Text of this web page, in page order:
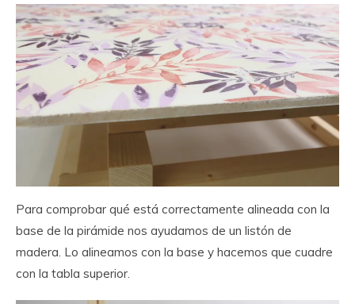
Para comprobar qué está correctamente alineada con la
base de la pirámide nos ayudamos de un listón de
madera. Lo alineamos con la base y hacemos que cuadre
con la tabla superior.